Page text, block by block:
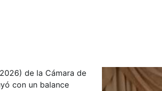
de la Cámara de
con un balance